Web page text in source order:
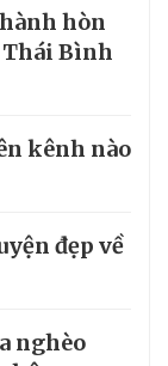
hòn
Thái Bình
kênh nào
đẹp về
nghèo